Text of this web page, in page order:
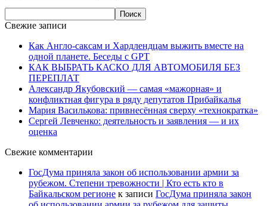
Свежие записи
Как Англо-саксам и Хардлендцам выжить вместе на
одной планете. Беседы с GPT
КАК ВЫБРАТЬ КАСКО ДЛЯ АВТОМОБИЛЯ БЕЗ
ПЕРЕПЛАТ
Александр Якубовский — самая «мажорная» и
конфликтная фигура в ряду депутатов Прибайкалья
Мария Василькова: привнесённая сверху «технократка»
Сергей Левченко: деятельность и заявления — и их
оценка
Свежие комментарии
ГосДума приняла закон об использовании армии за
рубежом. Степени тревожности | Кто есть кто в
Байкальском регионе к записи ГосДума приняла закон